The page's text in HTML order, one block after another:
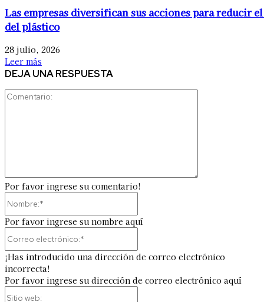
Las empresas diversifican sus acciones para reducir
del plástico
28 julio, 2026
Leer más
DEJA UNA RESPUESTA
Por favor ingrese su comentario!
Por favor ingrese su nombre aquí
¡Has introducido una dirección de correo electrónico
incorrecta!
Por favor ingrese su dirección de correo electrónico aquí